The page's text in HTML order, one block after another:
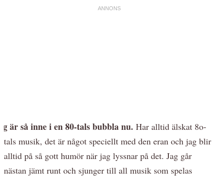
är så inne i en 80-tals bubbla nu. Har alltid älskat 8o-
tals musik, det är något speciellt med den eran och jag blir
alltid på så gott humör när jag lyssnar på det. Jag går
nästan jämt runt och sjunger till all musik som spelas